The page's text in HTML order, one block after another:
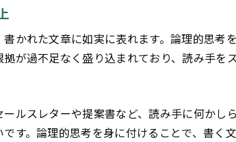
かれた文章に如実に表れます。論理的思考
が過不足なく盛り込まれており、読み手を
ールスレターや提案書など、読み手に何かし
す。論理的思考を身に付けることで、書く